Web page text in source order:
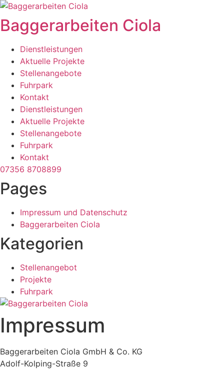
Zum
Inhalt
wechseln
Baggerarbeiten Ciola
Dienstleistungen
Aktuelle Projekte
Stellenangebote
Fuhrpark
Kontakt
Dienstleistungen
Aktuelle Projekte
Stellenangebote
Fuhrpark
Kontakt
07356 8708899
Pages
Impressum und Datenschutz
Baggerarbeiten Ciola
Kategorien
Stellenangebot
Projekte
Fuhrpark
Impressum
Baggerarbeiten Ciola GmbH & Co. KG
Adolf-Kolping-Straße 9